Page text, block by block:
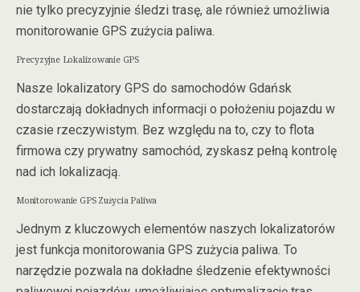
nie tylko precyzyjnie śledzi trasę, ale również umożliwia
monitorowanie GPS zużycia paliwa.
Precyzyjne Lokalizowanie GPS
Nasze lokalizatory GPS do samochodów Gdańsk
dostarczają dokładnych informacji o położeniu pojazdu w
czasie rzeczywistym. Bez względu na to, czy to flota
firmowa czy prywatny samochód, zyskasz pełną kontrolę
nad ich lokalizacją.
Monitorowanie GPS Zużycia Paliwa
Jednym z kluczowych elementów naszych lokalizatorów
jest funkcja monitorowania GPS zużycia paliwa. To
narzędzie pozwala na dokładne śledzenie efektywności